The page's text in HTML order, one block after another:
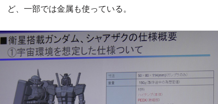
ど、一部では金属も使っている。